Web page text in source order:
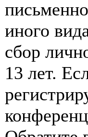
иного
сбор
13 лет.